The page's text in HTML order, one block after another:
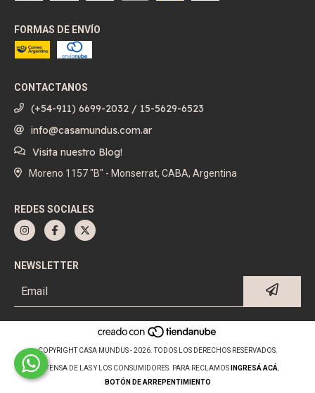
FORMAS DE ENVÍO
CONTACTANOS
(+54-911) 6699-2032 / 15-5629-6523
info@casamundus.com.ar
Visita nuestro Blog!
Moreno 1157 "B" - Monserrat, CABA, Argentina
REDES SOCIALES
NEWSLETTER
COPYRIGHT CASA MUNDUS - 2026. TODOS LOS DERECHOS RESERVADOS.
DEFENSA DE LAS Y LOS CONSUMIDORES. PARA RECLAMOS
INGRESÁ ACÁ.
BOTÓN DE ARREPENTIMIENTO